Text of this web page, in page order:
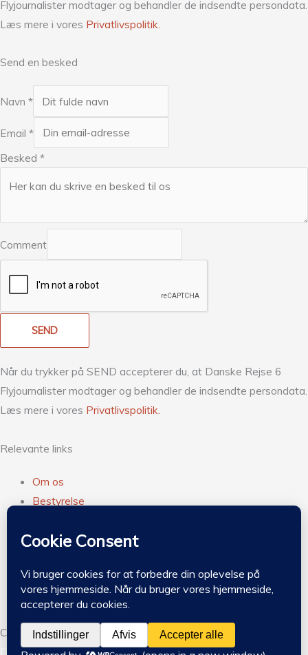
Flyjournalister modtager og behandler de indsendte persondata.
Læs mere i vores Privatlivspolitik.
Send en besked
Navn *
Email *
Besked *
Comment
SEND
Når du trykker på SEND accepterer du, at Danske Rejse 6
Flyjournalister modtager og behandler de indsendte persondata.
Læs mere i vores Privatlivspolitik.
Relevante links
Om os
Bestyrelse
Forsikring
Privatlivspolitik
Kontakt
Copyright © 2026 Danske Rejse & Flyjournalister |
DEL2